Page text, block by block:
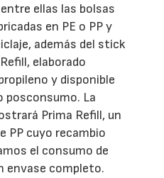
ellas las bolsas
en PE o PP y
además del stick
elaborado
y disponible
posconsumo. La
Prima Refill, un
PP cuyo recambio
el consumo de
envase completo.